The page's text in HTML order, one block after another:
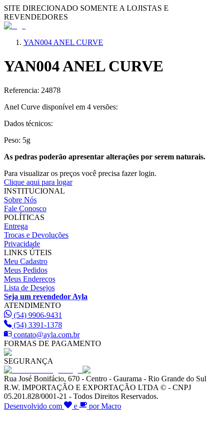
SITE DIRECIONADO SOMENTE A LOJISTAS E
REVENDEDORES
YAN004 ANEL CURVE
YAN004 ANEL CURVE
Referencia: 24878
Anel Curve disponível em 4 versões:
Dados técnicos:
Peso: 5g
As pedras poderão apresentar alterações por serem naturais.
Para visualizar os preços você precisa fazer login.
Clique aqui para logar
INSTITUCIONAL
Sobre Nós
Fale Conosco
POLÍTICAS
Entrega
Trocas e Devoluções
Privacidade
LINKS ÚTEIS
Meu Cadastro
Meus Pedidos
Meus Endereços
Lista de Desejos
Seja um revendedor Ayla
ATENDIMENTO
(54) 9906-9431
(54) 3391-1378
contato@ayla.com.br
FORMAS DE PAGAMENTO
SEGURANÇA
Rua José Bonifácio, 670 - Centro - Gaurama - Rio Grande do Sul
R.W. IMPORTAÇÃO E EXPORTAÇÃO LTDA © - CNPJ
05.201.828/0001-21 - Todos Direitos Reservados.
Desenvolvido com
e por Macro